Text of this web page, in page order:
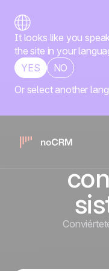
It looks like you
the site in your
YES
NO
Or select another